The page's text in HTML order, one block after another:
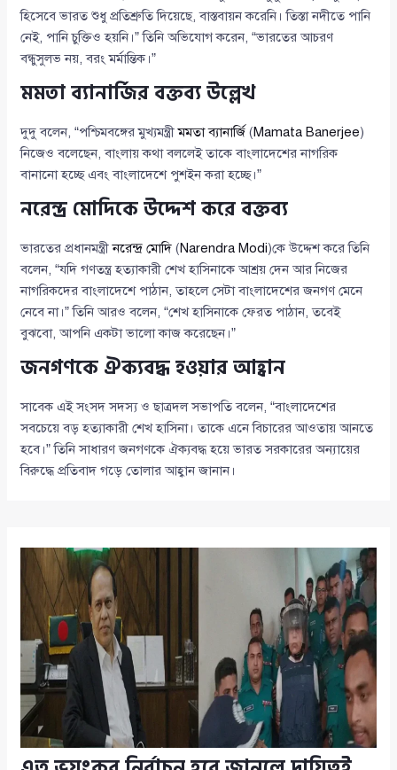
হিসেবে ভারত শুধু প্রতিশ্রুতি দিয়েছে, বাস্তবায়ন করেনি। তিস্তা নদীতে পানি
নেই, পানি চুক্তিও হয়নি।” তিনি অভিযোগ করেন, “ভারতের আচরণ
বন্ধুসুলভ নয়, বরং মর্মান্তিক।”
মমতা ব্যানার্জির বক্তব্য উল্লেখ
দুদু বলেন, “পশ্চিমবঙ্গের মুখ্যমন্ত্রীমমতা ব্যানার্জি (Mamata Banerjee)
নিজেও বলেছেন, বাংলায় কথা বললেই তাকে বাংলাদেশের নাগরিক
বানানো হচ্ছে এবং বাংলাদেশে পুশইন করা হচ্ছে।”
নরেন্দ্র মোদিকে উদ্দেশ করে বক্তব্য
ভারতের প্রধানমন্ত্রীনরেন্দ্র মোদি (Narendra Modi)কে উদ্দেশ করে তিনি
বলেন, “যদি গণতন্ত্র হত্যাকারী শেখ হাসিনাকে আশ্রয় দেন আর নিজের
নাগরিকদের বাংলাদেশে পাঠান, তাহলে সেটা বাংলাদেশের জনগণ মেনে
নেবে না।” তিনি আরও বলেন, “শেখ হাসিনাকে ফেরত পাঠান, তবেই
বুঝবো, আপনি একটা ভালো কাজ করেছেন।”
জনগণকে ঐক্যবদ্ধ হওয়ার আহ্বান
সাবেক এই সংসদ সদস্য ও ছাত্রদল সভাপতি বলেন, “বাংলাদেশের
সবচেয়ে বড় হত্যাকারী শেখ হাসিনা। তাকে এনে বিচারের আওতায় আনতে
হবে।” তিনি সাধারণ জনগণকে ঐক্যবদ্ধ হয়ে ভারত সরকারের অন্যায়ের
বিরুদ্ধে প্রতিবাদ গড়ে তোলার আহ্বান জানান।